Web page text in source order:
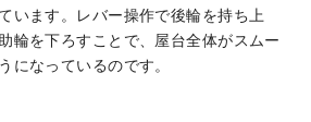
います。レバー操作で後輪を持ち上
輪を下ろすことで、屋台全体がスムー
になっているのです。